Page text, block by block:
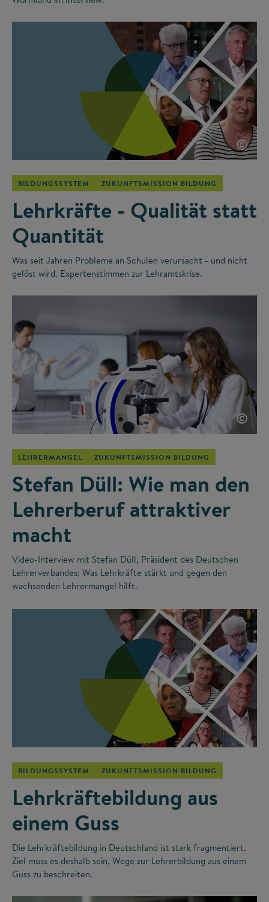
©
BILDUNGSSYSTEM ZUKUNFTSMISSION BILDUNG
Lehrkräfte - Qualität statt
Quantität
Was seit Jahren Probleme an Schulen verursacht - und nicht
gelöst wird. Expertenstimmen zur Lehramtskrise.
©
LEHRERMANGEL ZUKUNFTSMISSION BILDUNG
Stefan Düll: Wie man den
Lehrerberuf attraktiver
macht
Video-Interview mit Stefan Düll, Präsident des Deutschen
Lehrerverbandes: Was Lehrkräfte stärkt und gegen den
wachsenden Lehrermangel hilft.
©
BILDUNGSSYSTEM ZUKUNFTSMISSION BILDUNG
Lehrkräftebildung aus
einem Guss
Die Lehrkräftebildung in Deutschland ist stark fragmentiert.
Ziel muss es deshalb sein, Wege zur Lehrerbildung aus einem
Guss zu beschreiten.